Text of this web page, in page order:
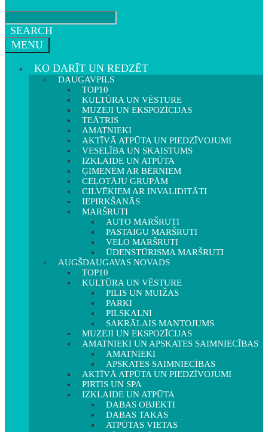
SEARCH
MENU
KO DARĪT UN REDZĒT
DAUGAVPILS
TOP10
KULTŪRA UN VĒSTURE
MUZEJI UN EKSPOZĪCIJAS
TEĀTRIS
AMATNIEKI
AKTĪVĀ ATPŪTA UN PIEDZĪVOJUMI
VESELĪBA UN SKAISTUMS
IZKLAIDE UN ATPŪTA
ĢIMENĒM AR BĒRNIEM
CEĻOTĀJU GRUPĀM
CILVĒKIEM AR INVALIDITĀTI
IEPIRKŠANĀS
MARŠRUTI
AUTO MARŠRUTI
PASTAIGU MARŠRUTI
VELO MARŠRUTI
ŪDENSTŪRISMA MARŠRUTI
AUGŠDAUGAVAS NOVADS
TOP10
KULTŪRA UN VĒSTURE
PILIS UN MUIŽAS
PARKI
PILSKALNI
SAKRĀLAIS MANTOJUMS
MUZEJI UN EKSPOZĪCIJAS
AMATNIEKI UN APSKATES SAIMNIECĪBAS
AMATNIEKI
APSKATES SAIMNIECĪBAS
AKTĪVĀ ATPŪTA UN PIEDZĪVOJUMI
PIRTIS UN SPA
IZKLAIDE UN ATPŪTA
DABAS OBJEKTI
DABAS TAKAS
ATPŪTAS VIETAS